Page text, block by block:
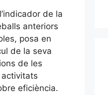
de la
anteriors
posa en
de la seva
de les
activitats
eficiència.